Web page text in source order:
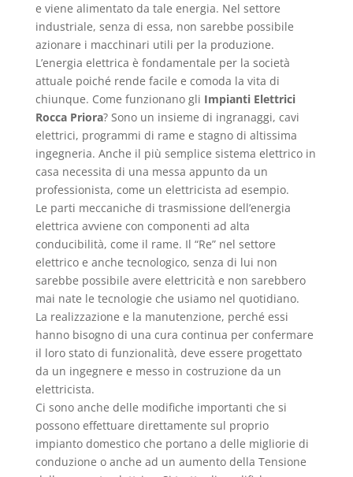
e viene alimentato da tale energia. Nel settore
industriale, senza di essa, non sarebbe possibile
azionare i macchinari utili per la produzione.
L’energia elettrica è fondamentale per la società
attuale poiché rende facile e comoda la vita di
chiunque. Come funzionano gli Impianti Elettrici
Rocca Priora? Sono un insieme di ingranaggi, cavi
elettrici, programmi di rame e stagno di altissima
ingegneria. Anche il più semplice sistema elettrico in
casa necessita di una messa appunto da un
professionista, come un elettricista ad esempio.
Le parti meccaniche di trasmissione dell’energia
elettrica avviene con componenti ad alta
conducibilità, come il rame. Il “Re” nel settore
elettrico e anche tecnologico, senza di lui non
sarebbe possibile avere elettricità e non sarebbero
mai nate le tecnologie che usiamo nel quotidiano.
La realizzazione e la manutenzione, perché essi
hanno bisogno di una cura continua per confermare
il loro stato di funzionalità, deve essere progettato
da un ingegnere e messo in costruzione da un
elettricista.
Ci sono anche delle modifiche importanti che si
possono effettuare direttamente sul proprio
impianto domestico che portano a delle migliorie di
conduzione o anche ad un aumento della Tensione